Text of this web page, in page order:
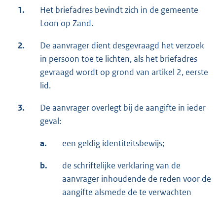
1.
Het briefadres bevindt zich in de gemeente
Loon op Zand.
2.
De aanvrager dient desgevraagd het verzoek
in persoon toe te lichten, als het briefadres
gevraagd wordt op grond van artikel 2, eerste
lid.
3.
De aanvrager overlegt bij de aangifte in ieder
geval:
a. een geldig identiteitsbewijs;
b.
de schriftelijke verklaring van de
aanvrager inhoudende de reden voor de
aangifte alsmede de te verwachten